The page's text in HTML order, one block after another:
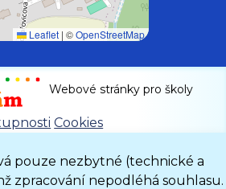
Leaflet | ©OpenStreetMap
Webové stránky pro školy
Cookies
pouze nezbytné (technické a
zpracování nepodléhá souhlasu.